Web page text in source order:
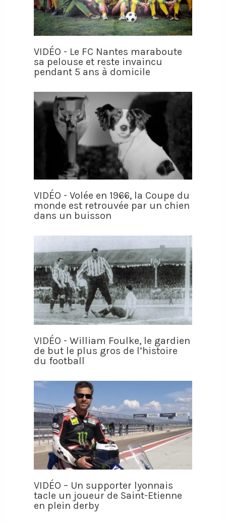
VIDÉO - Le FC Nantes maraboute
sa pelouse et reste invaincu
pendant 5 ans à domicile
VIDÉO - Volée en 1966, la Coupe du
monde est retrouvée par un chien
dans un buisson
VIDÉO - William Foulke, le gardien
de but le plus gros de l’histoire
du football
VIDÉO – Un supporter lyonnais
tacle un joueur de Saint-Etienne
en plein derby